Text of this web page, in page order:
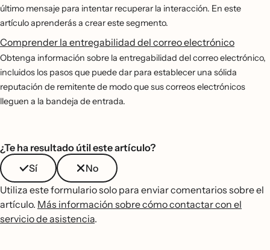
último mensaje para intentar recuperar la interacción. En este
artículo aprenderás a crear este segmento.
Comprender la entregabilidad del correo electrónico
Obtenga información sobre la entregabilidad del correo electrónico,
incluidos los pasos que puede dar para establecer una sólida
reputación de remitente de modo que sus correos electrónicos
lleguen a la bandeja de entrada.
¿Te ha resultado útil este artículo?
Sí
No
Utiliza este formulario solo para enviar comentarios sobre el
artículo. Más información sobre cómo contactar con el
servicio de asistencia.